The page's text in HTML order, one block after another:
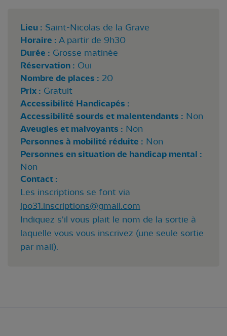
Lieu : Saint-Nicolas de la Grave
Horaire : A partir de 9h30
Durée : Grosse matinée
Réservation : Oui
Nombre de places : 20
Prix : Gratuit
Accessibilité Handicapés :
Accessibilité sourds et malentendants : Non
Aveugles et malvoyants : Non
Personnes à mobilité réduite : Non
Personnes en situation de handicap mental :
Non
Contact :
Les inscriptions se font via
lpo31.inscriptions@gmail.com
Indiquez s'il vous plait le nom de la sortie à
laquelle vous vous inscrivez (une seule sortie
par mail).